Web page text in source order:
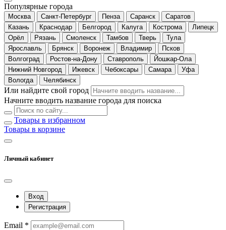
Популярные города
Москва Санкт-Петербург Пенза Саранск
Саратов
Казань
Краснодар Белгород Калуга Кострома
Липецк
Орёл
Рязань Смоленск Тамбов Тверь
Тула
Ярославль
Брянск Воронеж Владимир
Псков
Волгоград
Ростов-на-Дону Ставрополь
Йошкар-Ола
Нижний Новгород
Ижевск Чебоксары Самара
Уфа
Вологда
Челябинск
Или найдите свой город
Начните вводить название города для поиска
Товары в избранном
Товары в корзине
Личный кабинет
Вход
Регистрация
Email *